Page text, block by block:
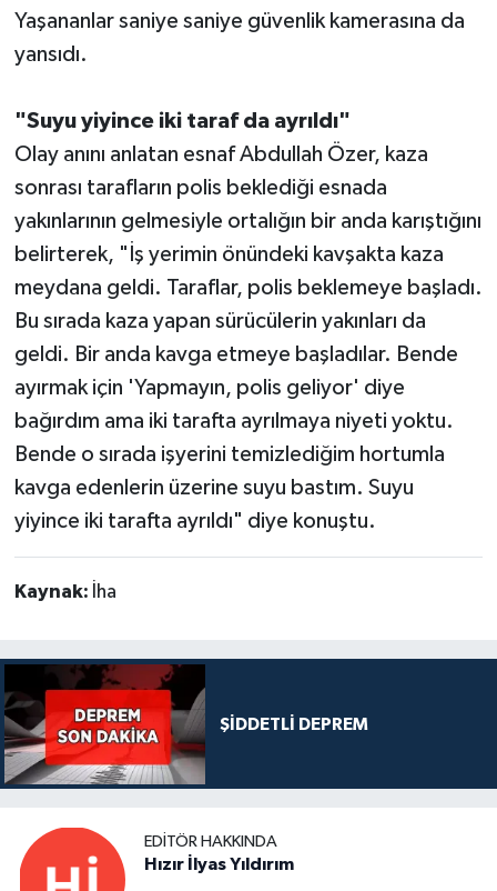
Yaşananlar saniye saniye güvenlik kamerasına da
yansıdı.
"Suyu yiyince iki taraf da ayrıldı"
Olay anını anlatan esnaf Abdullah Özer, kaza
sonrası tarafların polis beklediği esnada
yakınlarının gelmesiyle ortalığın bir anda karıştığını
belirterek, "İş yerimin önündeki kavşakta kaza
meydana geldi. Taraflar, polis beklemeye başladı.
Bu sırada kaza yapan sürücülerin yakınları da
geldi. Bir anda kavga etmeye başladılar. Bende
ayırmak için 'Yapmayın, polis geliyor' diye
bağırdım ama iki tarafta ayrılmaya niyeti yoktu.
Bende o sırada işyerini temizlediğim hortumla
kavga edenlerin üzerine suyu bastım. Suyu
yiyince iki tarafta ayrıldı" diye konuştu.
Kaynak: İha
ŞİDDETLİ DEPREM
EDITÖR HAKKINDA
Hızır İlyas Yıldırım